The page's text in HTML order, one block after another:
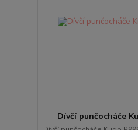
Dívčí punčocháče